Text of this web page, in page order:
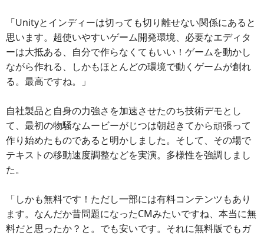
「Unityとインディーは切っても切り離せない関係にあると
思います。超使いやすいゲーム開発環境、必要なエディタ
ーは大抵ある、自分で作らなくてもいい！ゲームを動かし
ながら作れる、しかもほとんどの環境で動くゲームが創れ
る。最高ですね。」
自社製品と自身の力強さを加速させたのち技術デモとし
て、最初の物騒なムービーがじつは朝起きてから頑張って
作り始めたものであると明かしました。そして、その場で
テキストの移動速度調整などを実演。多様性を強調しまし
た。
「しかも無料です！ただし一部には有料コンテンツもあり
ます。なんだか昔問題になったCMみたいですね、本当に無
料だと思ったか？と。でも安いです。それに無料版でもガ